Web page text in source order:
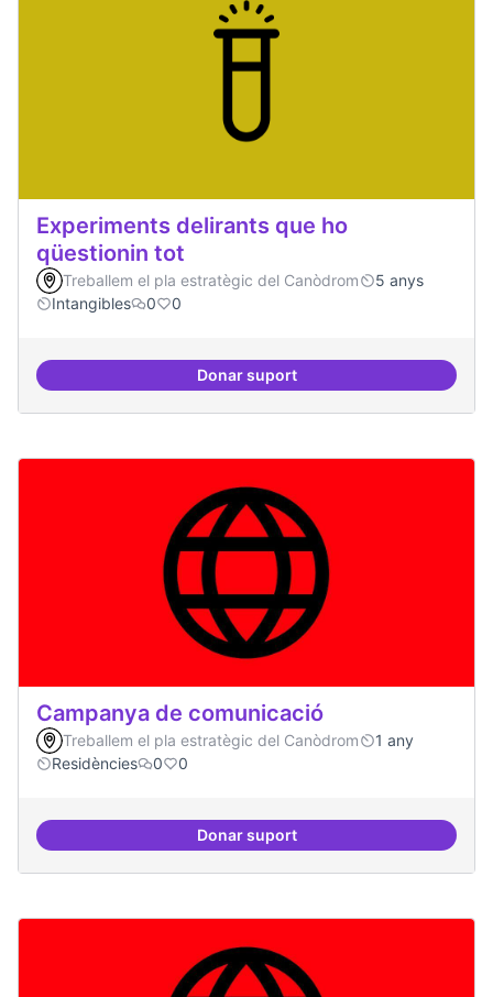
Experiments delirants que ho
qüestionin tot
Treballem el pla estratègic del Canòdrom
5 anys
Intangibles
0 0
Donar suportExperiments delirants que ho
Campanya de comunicació
Treballem el pla estratègic del Canòdrom
1 any
Residències
0 0
Donar suportCampanya de comunicació